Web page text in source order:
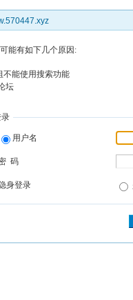
能有如下几个原因:
不能使用搜索功能
坛
用户名
码
身登录